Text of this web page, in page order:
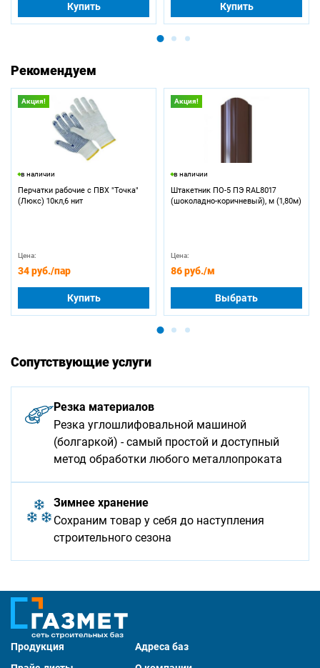
Купить Купить
Рекомендуем
Акция!
в наличии
Перчатки рабочие с ПВХ "Точка"
(Люкс) 10кл,6 нит
Цена:
34 руб./пар
Купить
Акция!
в наличии
Штакетник ПО-5 ПЭ RAL8017
(шоколадно-коричневый), м (1,80м)
Цена:
86 руб./м
Выбрать
Сопутствующие услуги
Резка материалов
Резка углошлифовальной машиной
(болгаркой) - самый простой и доступный
метод обработки любого металлопроката
Зимнее хранение
Сохраним товар у себя до наступления
строительного сезона
Продукция
Адреса баз